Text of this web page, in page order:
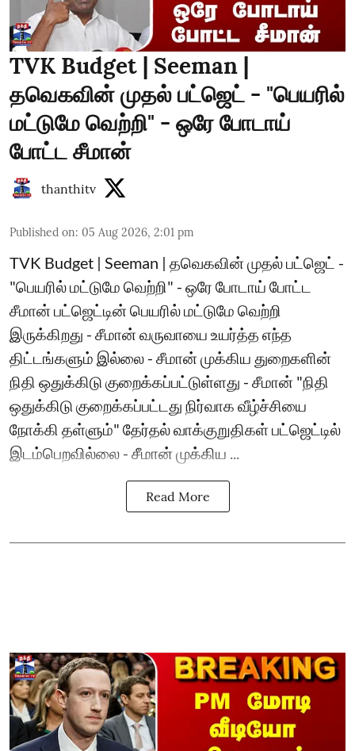
TVK Budget | Seeman |
தவெகவின் முதல் பட்ஜெட் - "பெயரில்
மட்டுமே வெற்றி" - ஒரே போடாய்
போட்ட சீமான்
thanthitv
Published on: 05 Aug 2026, 2:01 pm
TVK Budget | Seeman | தவெகவின் முதல் பட்ஜெட் -
"பெயரில் மட்டுமே வெற்றி" - ஒரே போடாய் போட்ட
சீமான் பட்ஜெட்டின் பெயரில் மட்டுமே வெற்றி
இருக்கிறது - சீமான் வருவாயை உயர்த்த எந்த
திட்டங்களும் இல்லை - சீமான் முக்கிய துறைகளின்
நிதி ஒதுக்கிடு குறைக்கப்பட்டுள்ளது - சீமான் "நிதி
ஒதுக்கிடு குறைக்கப்பட்டது நிர்வாக வீழ்ச்சியை
நோக்கி தள்ளும்" தேர்தல் வாக்குறுதிகள் பட்ஜெட்டில்
இடம்பெறவில்லை - சீமான் முக்கிய ...
Read More